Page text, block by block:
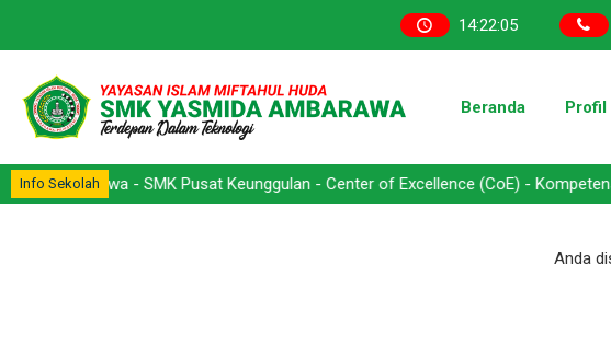
14:22:06
Beranda Profil
Info Sekolah- SMK Pusat Keunggulan - Center of Excellence (CoE) - Kompetensi
Anda